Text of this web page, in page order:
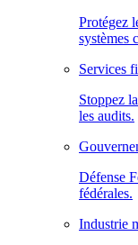
Protégez
systèmes
Services
Stoppez
les audits.
Défense
fédérales.
Industrie